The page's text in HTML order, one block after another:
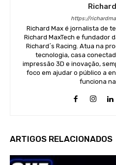
https://
Richard Max é jornalista de
Richard MaxTech e fundador
Richard´s Racing. Atua na
tecnologia, casa
impressão 3D e inovação,
foco em ajudar o público a
funciona
ARTIGOS RELACIONADOS